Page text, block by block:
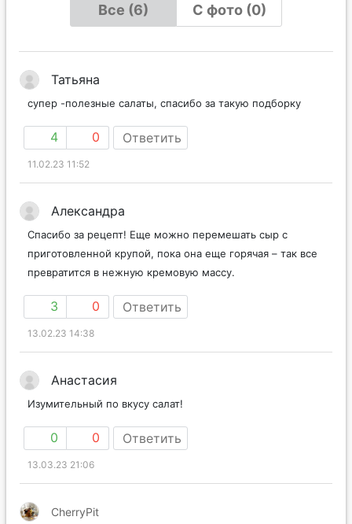
Все (6)
С фото (0)
Татьяна
супер -полезные салаты, спасибо за такую подборку
4 0 Ответить
11.02.23 11:52
Александра
Спасибо за рецепт! Еще можно перемешать сыр с
приготовленной крупой, пока она еще горячая – так все
превратится в нежную кремовую массу.
3 0 Ответить
13.02.23 14:38
Анастасия
Изумительный по вкусу салат!
0 0 Ответить
13.03.23 21:06
CherryPit